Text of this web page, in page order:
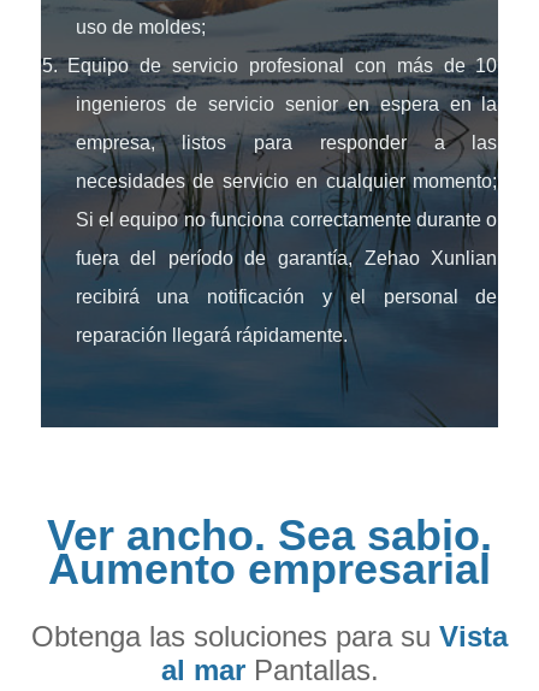
uso de moldes;
5. Equipo de servicio profesional con más de 10
ingenieros de servicio senior en espera en la
empresa, listos para responder a las
necesidades de servicio en cualquier momento;
Si el equipo no funciona correctamente durante o
fuera del período de garantía, Zehao Xunlian
recibirá una notificación y el personal de
reparación llegará rápidamente.
Ver ancho. Sea sabio.
Aumento empresarial
Obtenga las soluciones para su Vista
al marPantallas.